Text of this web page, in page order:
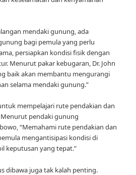
mendaki gunung, ada
bagi pemula yang perlu
persiapkan kondisi fisik dengan
Menurut pakar kebugaran, Dr. John
baik akan membantu mengurangi
selama mendaki gunung.”
mempelajari rute pendakian dan
pendaki gunung
“Memahami rute pendakian dan
mengantisipasi kondisi di
keputusan yang tepat.”
dibawa juga tak kalah penting.